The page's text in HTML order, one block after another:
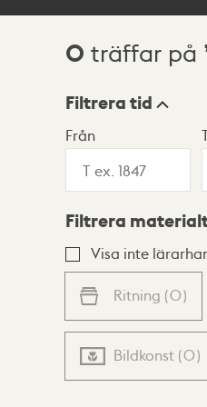
Sökresultat
0 träffar på
Visningsläge
Lista Karta
Filtrera tid
Från
Filtrera
Visa inte
Ritning (0)
Bildkonst (0)